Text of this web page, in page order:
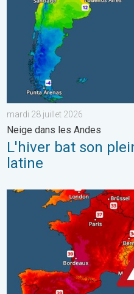
mardi 28 juillet 2026
Neige dans les Andes
L'hiver bat son
latine
Le sud-ouest de la France